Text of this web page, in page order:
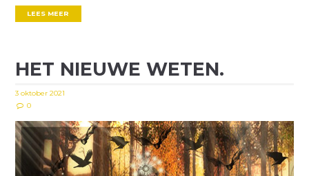
LEES MEER
HET NIEUWE WETEN.
3 oktober 2021
0